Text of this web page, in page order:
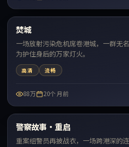
最新
焚城
一场放射污染危机席卷港城，一群无
为护住身后的万家灯火。
高清 流畅
88万 20个月前
最新
警察故事·重启
重案组警员再披战衣，一场跨港深的